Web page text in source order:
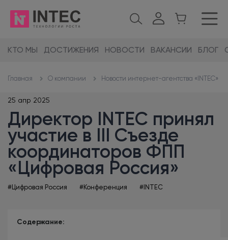
КТО МЫ ДОСТИЖЕНИЯ НОВОСТИ ВАКАНСИИ БЛОГ
Главная О компании Новости интернет-агентства «INTEC»
25 апр 2025
Директор INTEC принял
участие в III Съезде
координаторов ФПП
«Цифровая Россия»
#Цифровая Россия #Конференция #INTEC
Содержание: